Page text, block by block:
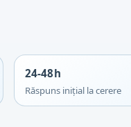
24-48h
Răspuns inițial la cerere